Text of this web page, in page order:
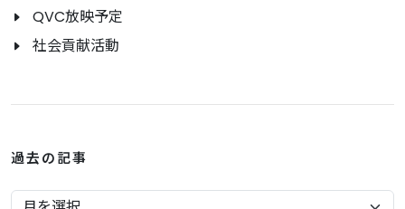
QVC放映予定
社会貢献活動
過去の記事